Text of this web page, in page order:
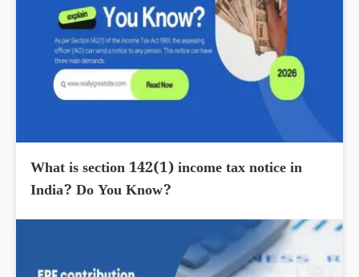
What is section 142(1) income tax notice in
India? Do You Know?